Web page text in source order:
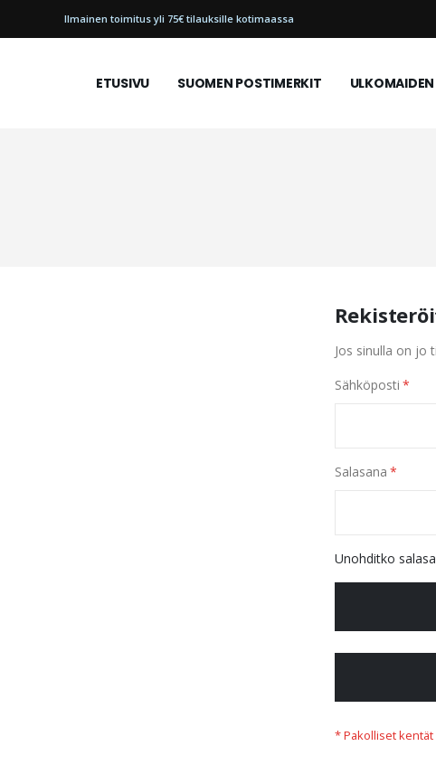
Ilmainen toimitus yli 75€ tilauksille kotimaassa
ETUSIVU SUOMEN POSTIMERKIT
Jos sinulla on jo
Sähköposti
Salasana
Unohditko